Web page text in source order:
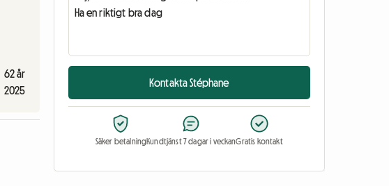
62 år
2025
Kontakta Stéphane
Säker betalningKundtjänst 7 dagar i veckanGratis kontakt